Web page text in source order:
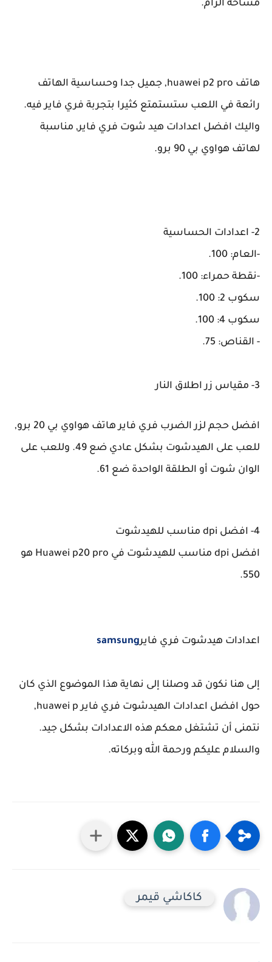
مساحة الرام.
هاتف huawei p2 pro, جميل جدا وحساسية الهاتف
رائعة في اللعب ستستمتع كثيرا بتجربة فري فاير فيه.
واليك افضل اعدادات هيد شوت فري فاير, مناسبة
لهاتف هواوي بي 90 برو.
2- اعدادات الحساسية
-العام: 100.
-نقطة حمراء: 100.
سكوب 2: 100.
سكوب 4: 100.
- القناص: 75.
3- مقياس زر اطلاق النار
افضل حجم لزر الضرب فري فاير هاتف هواوي بي 20 برو,
للعب على الهيدشوت بشكل عادي ضع 49. وللعب على
الوان شوت أو الطلقة الواحدة ضع 61.
4- افضل dpi مناسب للهيدشوت
افضل dpi مناسب للهيدشوت في Huawei p20 pro هو
550.
اعدادات هيدشوت فري فايرsamsung
إلى هنا نكون قد وصلنا إلى نهاية هذا الموضوع الذي كان
حول افضل اعدادات الهيدشوت فري فاير huawei p,
نتمنى أن تشتغل معكم هذه الاعدادات بشكل جيد.
والسلام عليكم ورحمة الله وبركاته.
كاكاشي قيمر